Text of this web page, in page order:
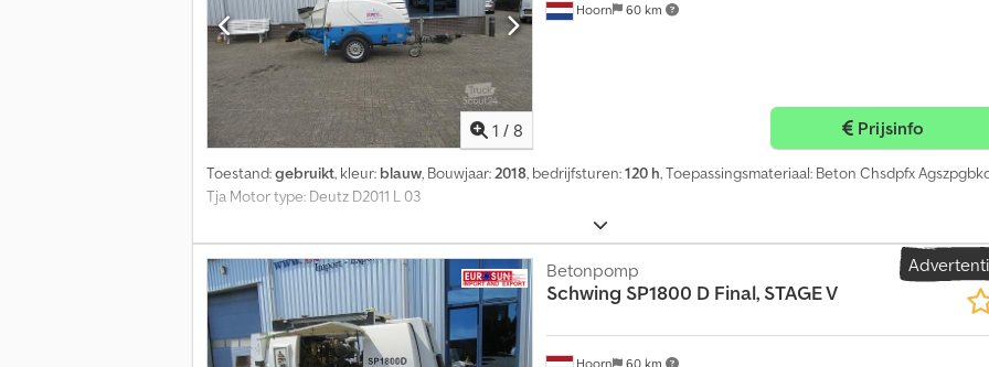
1 / 8
Hoorn 60 km
Prijsinfo
Toestand:gebruikt, kleur: blauw, Bouwjaar:2018, bedrijfsturen:120 h, Toepassingsmateriaal: Beton Chsdpfx
Tja Motor type: Deutz D2011 L 03
Hoorn 60 km
Betonpomp
Schwing SP1800 D Final, STAGE V
d
n
1
4
0
.
0
0